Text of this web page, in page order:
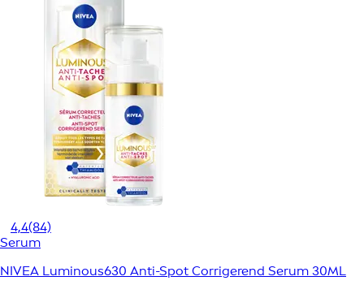
4,4(84)
Serum
NIVEA Luminous630 Anti-Spot Corrigerend Serum 30ML